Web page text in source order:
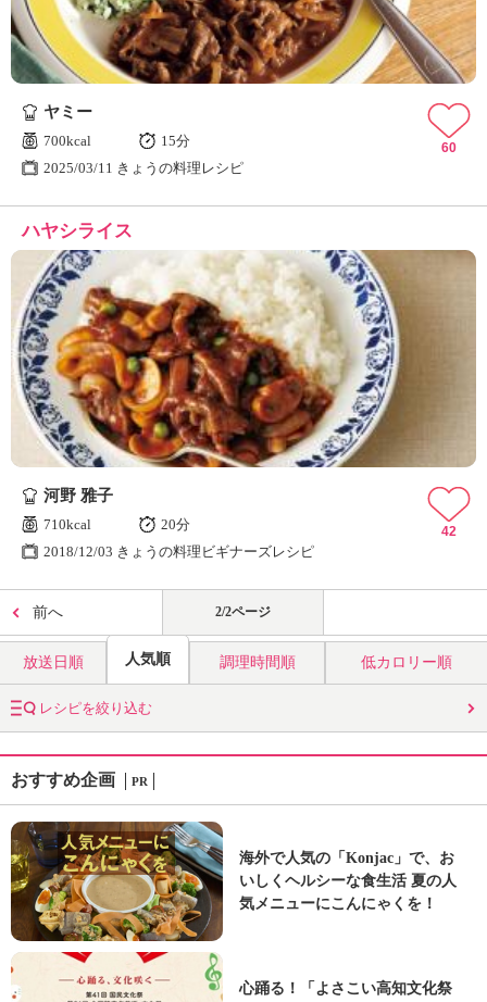
ヤミー
700kcal
15分
2025/03/11 きょうの料理レシピ
60
ハヤシライス
河野 雅子
710kcal
20分
2018/12/03 きょうの料理ビギナーズレシピ
42
前へ 2/2ページ
放送日順 人気順 調理時間順 低カロリー順
レシピを絞り込む
おすすめ企画 PR
海外で人気の「Konjac」で、お
いしくヘルシーな食生活 夏の人
気メニューにこんにゃくを！
心踊る！「よさこい高知文化祭